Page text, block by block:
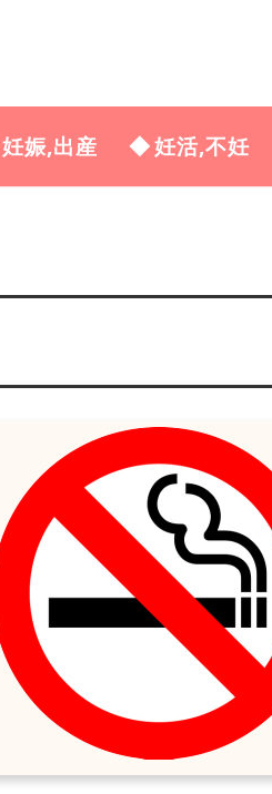
妊娠,出産 妊活,不妊